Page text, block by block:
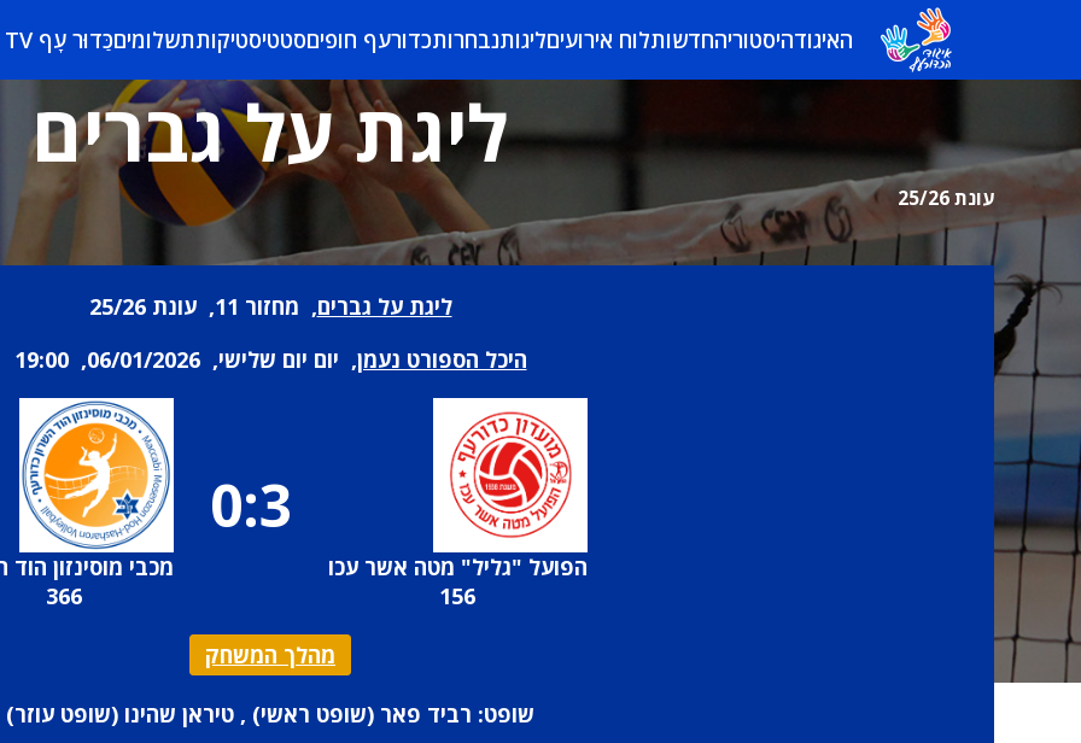
האיגודהיסטוריהחדשותלוח אירועיםליגותנבחרותכדורעף חופיםסטטיסטיקותתשלומיםכַּדוּר עָף TV
ליגת על גברים
עונת 25/26
ליגת על גברים, מחזור 11, עונת 25/26
היכל הספורט נעמן, יום יום שלישי, 06/01/2026, 19:00
הפועל "גליל" מטה אשר עכו
156
0:3
מכבי מוסינזון הוד
366
מהלך המשחק
שופט: רביד פאר (שופט ראשי) , טיראן שהינו (שופט עוזר)